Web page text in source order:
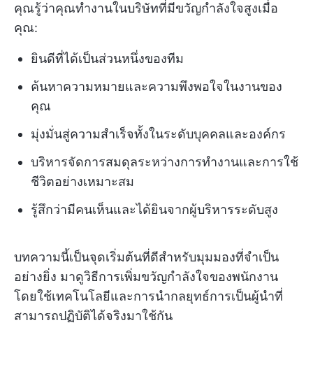
คุณรู้ว่าคุณทำงานในบริษัทที่มีขวัญกำลังใจสูงเมื่อ
คุณ:
ยินดีที่ได้เป็นส่วนหนึ่งของทีม
ค้นหาความหมายและความพึงพอใจในงานของ
คุณ
มุ่งมั่นสู่ความสำเร็จทั้งในระดับบุคคลและองค์กร
บริหารจัดการสมดุลระหว่างการทำงานและการใช้
ชีวิตอย่างเหมาะสม
รู้สึกว่ามีคนเห็นและได้ยินจากผู้บริหารระดับสูง
บทความนี้เป็นจุดเริ่มต้นที่ดีสำหรับมุมมองที่จำเป็น
อย่างยิ่ง มาดูวิธีการเพิ่มขวัญกำลังใจของพนักงาน
โดยใช้เทคโนโลยีและการนำกลยุทธ์การเป็นผู้นำที่
สามารถปฏิบัติได้จริงมาใช้กัน